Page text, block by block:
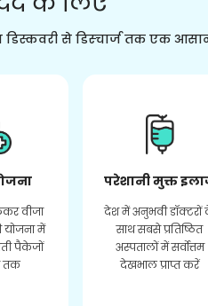
से डिस्चार्ज तक एक
वीजा
में
पैकेजों
तक
परेशानी मुक्त
देश में अनुभवी डॉक्टरों
साथ सबसे प्रतिष्ठित
अस्पतालों में सर्वोत्तम
देखभाल प्राप्त करें